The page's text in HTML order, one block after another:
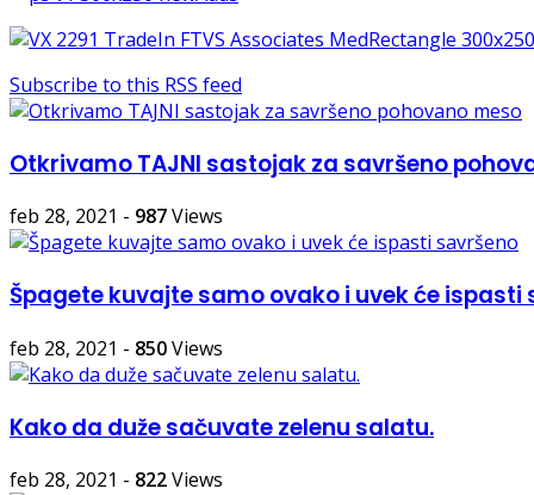
Subscribe to this RSS feed
Otkrivamo TAJNI sastojak za savršeno
feb 28, 2021 - 987Views
Špagete kuvajte samo ovako i uvek će ispasti
feb 28, 2021 - 850Views
Kako da duže sačuvate zelenu salatu.
feb 28, 2021 - 822Views